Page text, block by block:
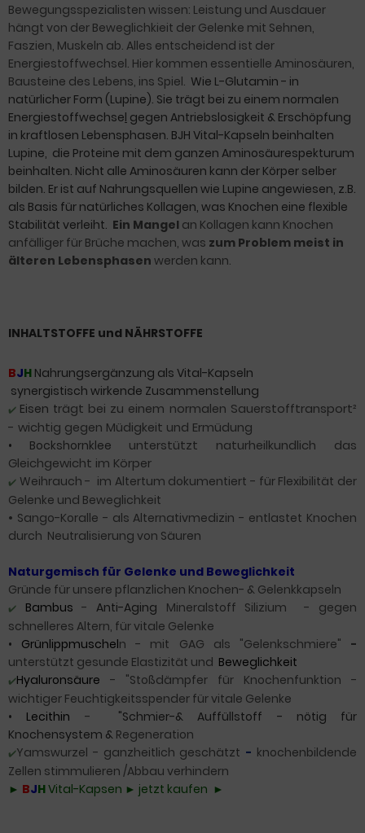
Bewegungsspezialisten wissen: Leistung und Ausdauer
hängt von der Beweglichkieit der Gelenke mit Sehnen,
Faszien, Muskeln ab. Alles entscheidend ist der
Energiestoffwechsel. Hier kommen essentielle Aminosäuren,
Bausteine des Lebens, ins Spiel. Wie L-Glutamin - in
natürlicher Form (Lupine). Sie trägt bei zu einem normalen
Energiestoffwechsel gegen Antriebslosigkeit & Erschöpfung
in kraftlosen Lebensphasen. BJH Vital-Kapseln beinhalten
Lupine, die Proteine mit dem ganzen Aminosäurespekturum
beinhalten. Nicht alle Aminosäuren kann der Körper selber
bilden. Er ist auf Nahrungsquellen wie Lupine angewiesen, z.B.
als Basis für natürliches Kollagen, was Knochen eine flexible
Stabilität verleiht. Ein Mangel an Kollagen kann Knochen
anfälliger für Brüche machen, was zum Problem meist in
älteren Lebensphasen werden kann.
INHALTSTOFFE und NÄHRSTOFFE
BJH Nahrungsergänzung als Vital-Kapseln
synergistisch wirkende Zusammenstellung
✔️ Eisen trägt bei zu einem normalen Sauerstofftransport²
- wichtig gegen Müdigkeit und Ermüdung
• Bockshornklee unterstützt naturheilkundlich das
Gleichgewicht im Körper
✔️ Weihrauch - im Altertum dokumentiert - für Flexibilität der
Gelenke und Beweglichkeit
• Sango-Koralle - als Alternativmedizin - entlastet Knochen
durch Neutralisierung von Säuren
Naturgemisch für Gelenke und Beweglichkeit
Gründe für unsere pflanzlichen Knochen- & Gelenkkapseln
✔️ Bambus - Anti-Aging Mineralstoff Silizium - gegen
schnelleres Altern, für vitale Gelenke
• Grünlippmuscheln - mit GAG als "Gelenkschmiere" -
unterstützt gesunde Elastizität und Beweglichkeit
✔️Hyaluronsäure - "Stoßdämpfer für Knochenfunktion -
wichtiger Feuchtigkeitsspender für vitale Gelenke
• Lecithin -
"Schmier-& Auffüllstoff - nötig für
Knochensystem & Regeneration
✔️Yamswurzel - ganzheitlich geschätzt - knochenbildende
Zellen stimmulieren /Abbau verhindern
► BJHVital-Kapsen ► jetzt kaufen ►